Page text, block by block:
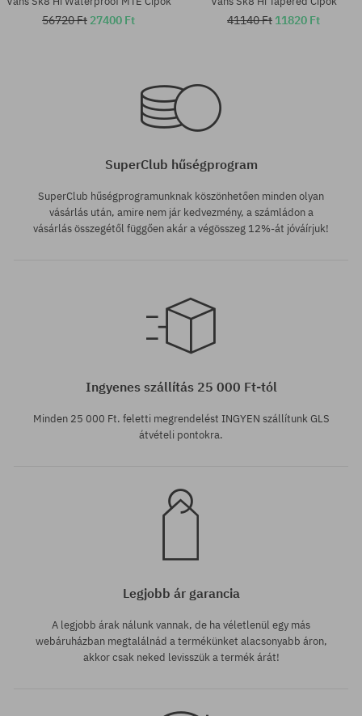
36
56720 Ft 27400 Ft
Elérhető méretek:
41140 Ft 11820 Ft
SuperClub hűségprogram
SuperClub hűségprogramunknak köszönhetően minden olyan
vásárlás után, amire nem jár kedvezmény, a számládon a
vásárlás összegétől függően akár a végösszeg 12%-át jóváírjuk!
Ingyenes szállítás 25 000 Ft-tól
Minden 25 000 Ft. feletti megrendelést INGYEN szállítunk GLS
átvételi pontokra.
Legjobb ár garancia
A legjobb árak nálunk vannak, de ha véletlenül egy más
webáruházban megtalálnád a termékünket alacsonyabb áron,
akkor csak neked levisszük a termék árát!